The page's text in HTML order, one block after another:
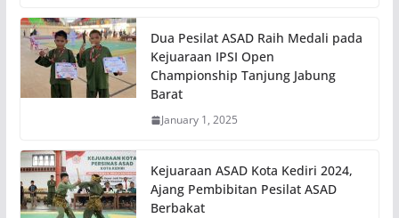
Dua Pesilat ASAD Raih Medali pada
Kejuaraan IPSI Open
Championship Tanjung Jabung
Barat
January 1, 2025
Kejuaraan ASAD Kota Kediri 2024,
Ajang Pembibitan Pesilat ASAD
Berbakat